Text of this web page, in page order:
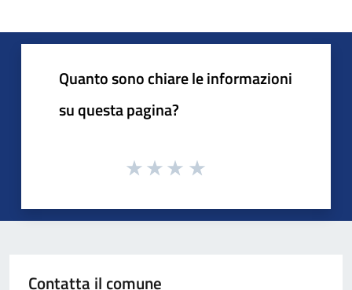
Quanto sono chiare le informazioni
su questa pagina?
Contatta il comune